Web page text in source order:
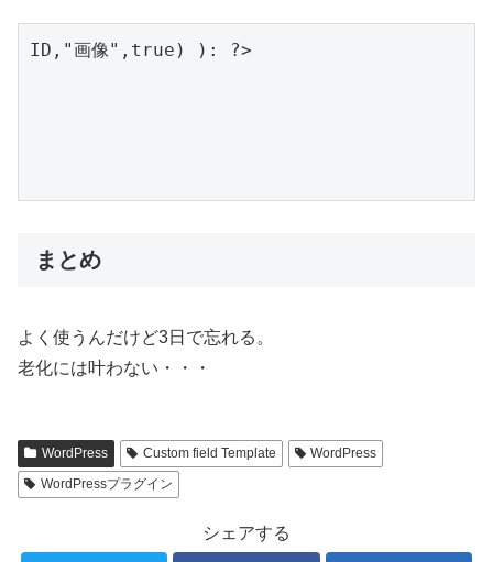
まとめ
よく使うんだけど3日で忘れる。
老化には叶わない・・・
WordPress Custom field Template
WordPress
WordPressプラグイン
シェアする